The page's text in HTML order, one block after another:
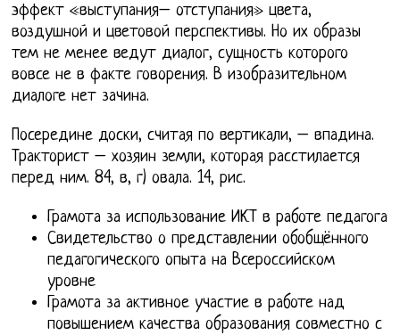
эффект «выступания– отступания» цвета,
воздушной и цветовой перспективы. Но их образы
тем не менее ведут диалог, сущность которого
вовсе не в факте говорения. В изобразительном
диалоге нет зачина.
Посередине доски, считая по вертикали, – впадина.
Тракторист – хозяин земли, которая расстилается
перед ним. 84, в, г) овала. 14, рис.
Грамота за использование ИКТ в работе педагога
Свидетельство о представлении обобщённого
педагогического опыта на Всероссийском
уровне
Грамота за активное участие в работе над
повышением качества образования совместно с